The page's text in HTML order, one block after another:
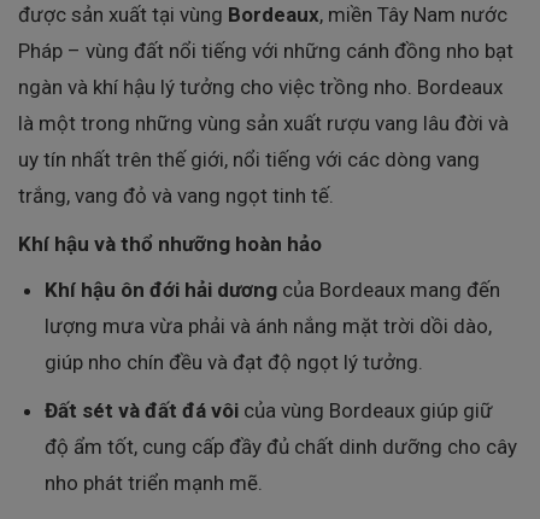
được sản xuất tại vùng Bordeaux, miền Tây Nam nước
Pháp – vùng đất nổi tiếng với những cánh đồng nho bạt
ngàn và khí hậu lý tưởng cho việc trồng nho. Bordeaux
là một trong những vùng sản xuất rượu vang lâu đời và
uy tín nhất trên thế giới, nổi tiếng với các dòng vang
trắng, vang đỏ và vang ngọt tinh tế.
Khí hậu và thổ nhưỡng hoàn hảo
Khí hậu ôn đới hải dương của Bordeaux mang đến
lượng mưa vừa phải và ánh nắng mặt trời dồi dào,
giúp nho chín đều và đạt độ ngọt lý tưởng.
Đất sét và đất đá vôi của vùng Bordeaux giúp giữ
độ ẩm tốt, cung cấp đầy đủ chất dinh dưỡng cho cây
nho phát triển mạnh mẽ.